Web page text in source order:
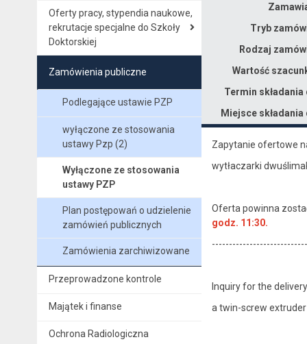
Oferty pracy, stypendia naukowe,
rekrutacje specjalne do Szkoły
Doktorskiej
Zamówienia publiczne
Podlegające ustawie PZP
wyłączone ze stosowania
ustawy Pzp (2)
Wyłączone ze stosowania
ustawy PZP
Plan postępowań o udzielenie
zamówień publicznych
Zamówienia zarchiwizowane
Przeprowadzone kontrole
Majątek i finanse
Ochrona Radiologiczna
Tryb
Rodzaj
Wartość
Termin składania
Miejsce składania
Zapytanie ofertowe
wytłaczarki
Oferta powinna
godz. 11:30.
Inquiry for the
a twin-screw